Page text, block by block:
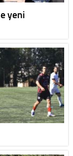
yeni